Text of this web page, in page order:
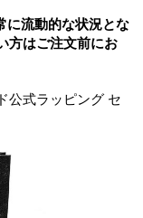
に流動的な状況とな
方はご注文前にお
公式ラッピング セ